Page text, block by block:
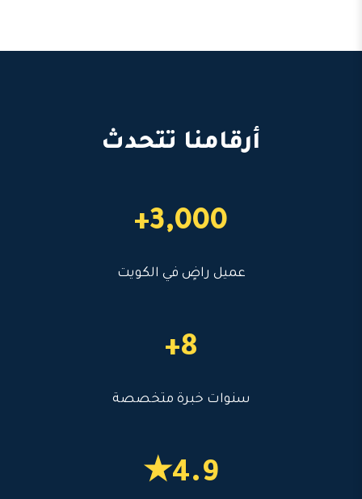
أرقامنا تتحدث
3,000+
عميل راضٍ في الكويت
8+
سنوات خبرة متخصصة
4.9★